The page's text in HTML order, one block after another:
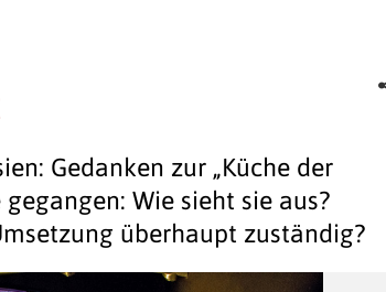
Gedanken zur „Küche der
Wie sieht sie aus?
überhaupt zuständig?